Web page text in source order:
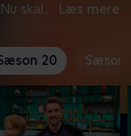
skal ... Læs mere
20 Sæson